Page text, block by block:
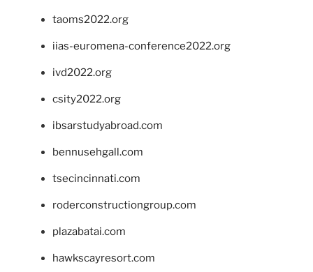
taoms2022.org
iias-euromena-conference2022.org
ivd2022.org
csity2022.org
ibsarstudyabroad.com
bennusehgall.com
tsecincinnati.com
roderconstructiongroup.com
plazabatai.com
hawkscayresort.com